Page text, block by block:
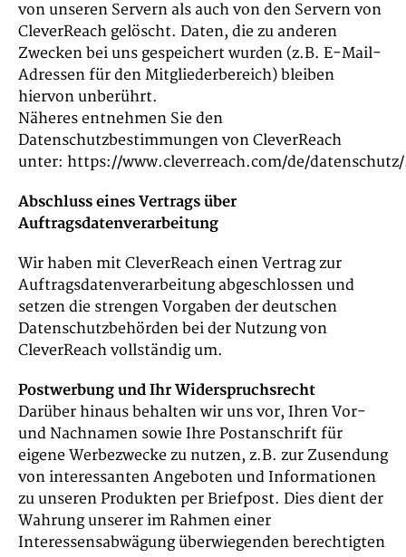
von unseren Servern als auch von den Servern von
CleverReach gelöscht. Daten, die zu anderen
Zwecken bei uns gespeichert wurden (z.B. E-Mail-
Adressen für den Mitgliederbereich) bleiben
hiervon unberührt.
Näheres entnehmen Sie den
Datenschutzbestimmungen von CleverReach
unter: https://www.cleverreach.com/de/
Abschluss eines Vertrags über
Auftragsdatenverarbeitung
Wir haben mit CleverReach einen Vertrag zur
Auftragsdatenverarbeitung abgeschlossen und
setzen die strengen Vorgaben der deutschen
Datenschutzbehörden bei der Nutzung von
CleverReach vollständig um.
Postwerbung und Ihr Widerspruchsrecht
Darüber hinaus behalten wir uns vor, Ihren Vor-
und Nachnamen sowie Ihre Postanschrift für
eigene Werbezwecke zu nutzen, z.B. zur Zusendung
von interessanten Angeboten und Informationen
zu unseren Produkten per Briefpost. Dies dient der
Wahrung unserer im Rahmen einer
Interessensabwägung überwiegenden berechtigten